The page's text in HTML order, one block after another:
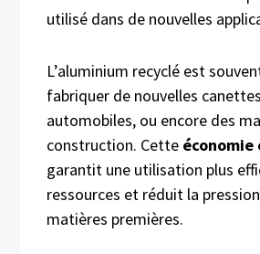
utilisé dans de nouvelles
L’aluminium recyclé est
fabriquer de nouvelles
automobiles, ou encore des
construction. Cette
garantit une utilisation plus
ressources et réduit la
matières premières.